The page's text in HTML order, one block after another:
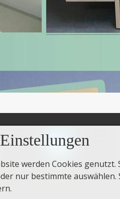
Über
Deitenbach
werden Cookies genutzt.
nur bestimmte auswählen.